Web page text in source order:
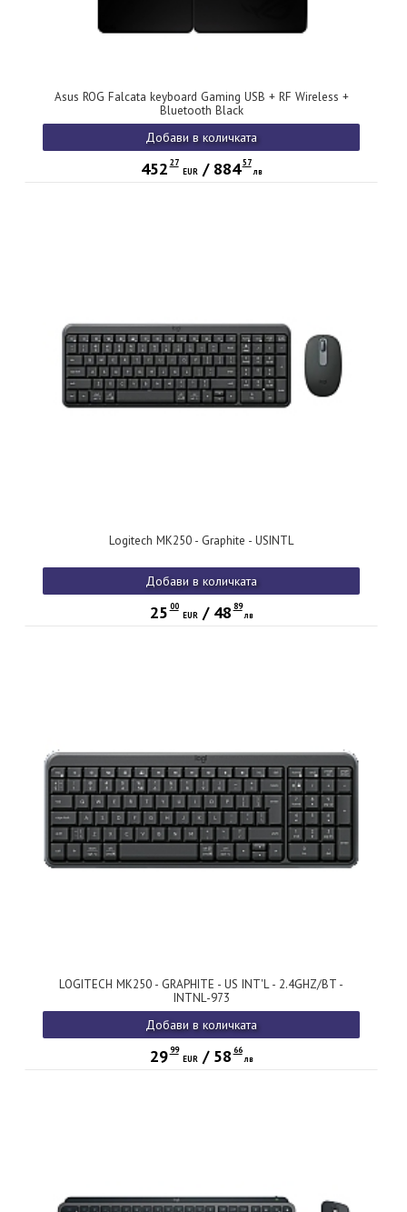
Asus ROG Falcata keyboard Gaming USB + RF Wireless +
Bluetooth Black
Добави в количката
452 27
EUR/ 884 57
лв
Logitech MK250 - Graphite - USINTL
Добави в количката
25 00
EUR/ 48 89
лв
LOGITECH MK250 - GRAPHITE - US INT'L - 2.4GHZ/BT -
INTNL-973
Добави в количката
29 99
EUR/ 58 66
лв